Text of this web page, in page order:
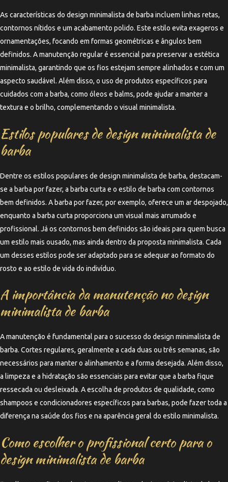
As características do design minimalista de barba incluem linhas retas,
contornos nítidos e um acabamento polido. Este estilo evita exageros e
ornamentações, focando em formas geométricas e ângulos bem
definidos. A manutenção regular é essencial para preservar a estética
minimalista, garantindo que os fios estejam sempre alinhados e com um
aspecto saudável. Além disso, o uso de produtos específicos para
cuidados com a barba, como óleos e balms, pode ajudar a manter a
textura e o brilho, complementando o visual minimalista.
Estilos populares de design minimalista de
barba
Dentre os estilos populares de design minimalista de barba, destacam-
se a barba por fazer, a barba curta e o estilo de barba com contornos
bem definidos. A barba por fazer, por exemplo, oferece um ar despojado,
enquanto a barba curta proporciona um visual mais arrumado e
profissional. Já os contornos bem definidos são ideais para quem busca
um estilo mais ousado, mas ainda dentro da proposta minimalista. Cada
um desses estilos pode ser adaptado para se adequar ao formato do
rosto e ao estilo de vida do indivíduo.
A importância da manutenção no design
minimalista de barba
A manutenção é fundamental para o sucesso do design minimalista de
barba. Cortes regulares, geralmente a cada duas ou três semanas, são
necessários para manter o alinhamento e a forma desejada. Além disso,
a limpeza e a hidratação são essenciais para evitar que a barba fique
ressecada ou desleixada. A escolha de produtos de qualidade, como
shampoos e condicionadores específicos para barbas, pode fazer toda a
diferença na saúde dos fios e na aparência geral do estilo minimalista.
Como escolher o profissional certo para o
design minimalista de barba